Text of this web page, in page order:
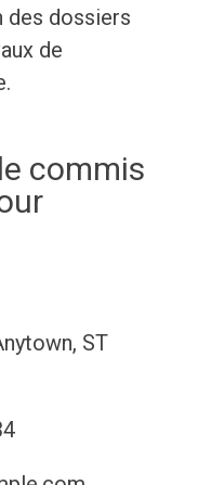
des dossiers
de
commis
ST